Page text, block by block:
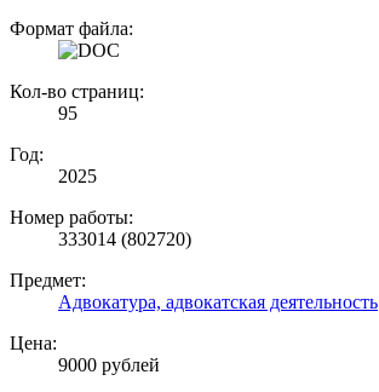
Формат файла:
Кол-во страниц:
95
Год:
2025
Номер работы:
333014 (802720)
Предмет:
Адвокатура, адвокатская деятельность
Цена:
9000 рублей